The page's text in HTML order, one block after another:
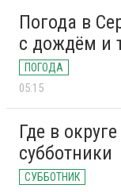
Погода в
с дождём и
ПОГОДА
05:15
Где в
субботники
СУББОТНИК